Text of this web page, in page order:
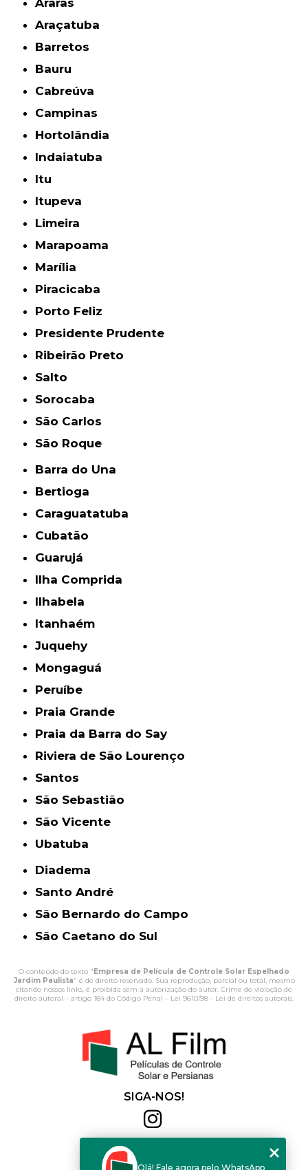
Araras
Araçatuba
Barretos
Bauru
Cabreúva
Campinas
Hortolândia
Indaiatuba
Itu
Itupeva
Limeira
Marapoama
Marília
Piracicaba
Porto Feliz
Presidente Prudente
Ribeirão Preto
Salto
Sorocaba
São Carlos
São Roque
Barra do Una
Bertioga
Caraguatatuba
Cubatão
Guarujá
Ilha Comprida
Ilhabela
Itanhaém
Juquehy
Mongaguá
Peruíbe
Praia Grande
Praia da Barra do Say
Riviera de São Lourenço
Santos
São Sebastião
São Vicente
Ubatuba
Diadema
Santo André
São Bernardo do Campo
São Caetano do Sul
O conteúdo do texto " Empresa de Película de Controle Solar Espelhado
Jardim Paulista" é de direito reservado. Sua reprodução, parcial ou total, mesmo
citando nossos links, é proibida sem a autorização do autor. Crime de violação de
direito autoral – artigo 184 do Código Penal – Lei 9610/98 - Lei de direitos autorais.
SIGA-NOS!
(11) 2564-4684
Olá! Fale agora pelo WhatsApp